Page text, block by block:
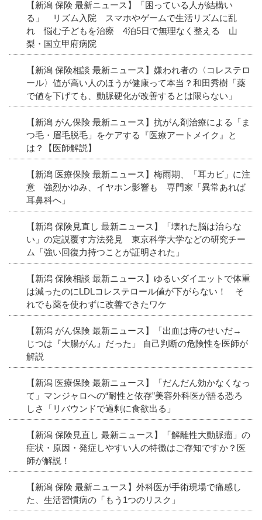
【新潟 保険 最新ニュース】「困っている人が結構い
る」 リズム入院 スマホやゲームで生活リズムに乱
れ 悩む子どもを治療 4泊5日で無理なく整える 山
梨・国立甲府病院
【新潟 保険相談 最新ニュース】嫌われ者の〈コレステロ
ール〉値が高い人のほうが健康って本当？和田秀樹「薬
で値を下げても、動脈硬化が改善するとは限らない」
【新潟 がん保険 最新ニュース】抗がん剤治療による「ま
つ毛・眉毛脱毛」をケアする『医療アートメイク』と
は？【医師解説】
【新潟 医療保険 最新ニュース】梅雨期、「耳カビ」に注
意 強烈かゆみ、イヤホン影響も 専門家「異常あれば
耳鼻科へ」
【新潟 保険見直し 最新ニュース】「壊れた脳は治らな
い」の定説覆す方法発見 東京科学大学などの研究チー
ム「強い回復力持つことが証明された」
【新潟 保険相談 最新ニュース】ゆるいダイエットで体重
は減ったのにLDLコレステロール値が下がらない！ そ
れでも薬を使わずに改善できたワケ
【新潟 がん保険 最新ニュース】「出血は痔のせいだ→
じつは『大腸がん』だった」 自己判断の危険性を医師が
解説
【新潟 医療保険 最新ニュース】「だんだん効かなくなっ
て」マンジャロへの“耐性と依存”美容外科医が語る恐ろ
しさ「リバウンドで過剰に食欲出る」
【新潟 保険見直し 最新ニュース】「解離性大動脈瘤」の
症状・原因・発症しやすい人の特徴はご存知ですか？医
師が解説！
【新潟 保険 最新ニュース】外科医が手術現場で痛感し
た、生活習慣病の「もう1つのリスク」